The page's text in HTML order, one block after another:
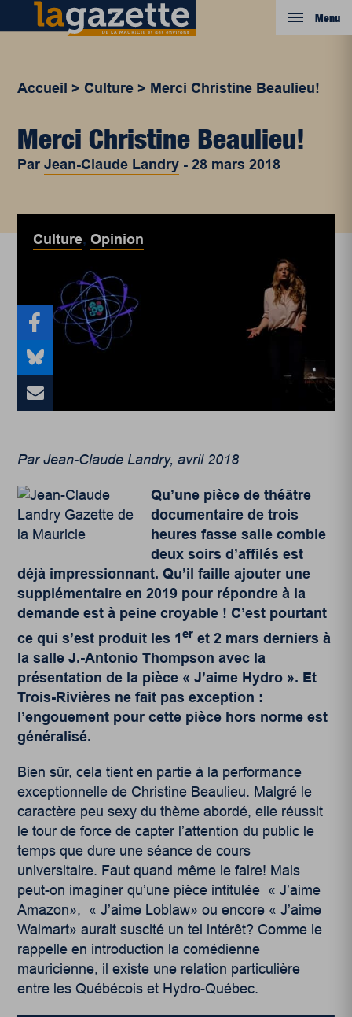
Menu
Accueil > Culture > Merci Christine Beaulieu!
Merci Christine Beaulieu!
ParJean-Claude Landry -28 mars 2018
Culture,Opinion
Par Jean-Claude Landry, avril 2018
Qu’une pièce de théâtre
documentaire de trois
heures fasse salle comble
deux soirs d’affilés est
déjà impressionnant. Qu’il faille ajouter une
supplémentaire en 2019 pour répondre à la
demande est à peine croyable ! C’est pourtant
ce qui s’est produit les 1er et 2 mars derniers à
la salle J.-Antonio Thompson avec la
présentation de la pièce « J’aime Hydro ». Et
Trois-Rivières ne fait pas exception :
l’engouement pour cette pièce hors norme est
généralisé.
Bien sûr, cela tient en partie à la performance
exceptionnelle de Christine Beaulieu. Malgré le
caractère peu sexy du thème abordé, elle réussit
le tour de force de capter l’attention du public le
temps que dure une séance de cours
universitaire. Faut quand même le faire! Mais
peut-on imaginer qu’une pièce intitulée « J’aime
Amazon», « J’aime Loblaw» ou encore « J’aime
Walmart» aurait suscité un tel intérêt? Comme le
rappelle en introduction la comédienne
mauricienne, il existe une relation particulière
entre les Québécois et Hydro-Québec.